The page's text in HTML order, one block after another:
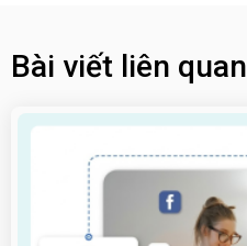
Bài viết liên quan